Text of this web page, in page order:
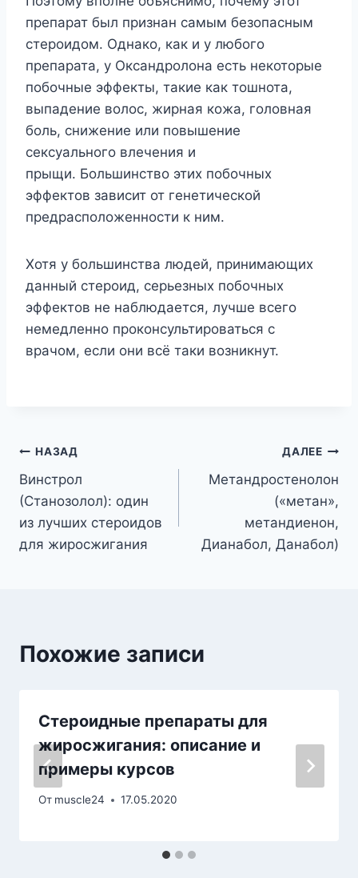
препарат был признан самым безопасным
стероидом. Однако, как и у любого
препарата, у Оксандролона есть некоторые
побочные эффекты, такие как тошнота,
выпадение волос, жирная кожа, головная
боль, снижение или повышение
сексуального влечения и
прыщи. Большинство этих побочных
эффектов зависит от генетической
предрасположенности к ним.
Хотя у большинства людей, принимающих
данный стероид, серьезных побочных
эффектов не наблюдается, лучше всего
немедленно проконсультироваться с
врачом, если они всё таки возникнут.
Навигация
по
записям
НАЗАД
Винстрол
(Станозолол): один
из лучших стероидов
для жиросжигания
ДАЛЕЕ
Метандростенолон
(«метан»,
метандиенон,
Дианабол, Данабол)
Похожие записи
Стероидные препараты для
жиросжигания: описание и
примеры курсов
От muscle24 17.05.2020